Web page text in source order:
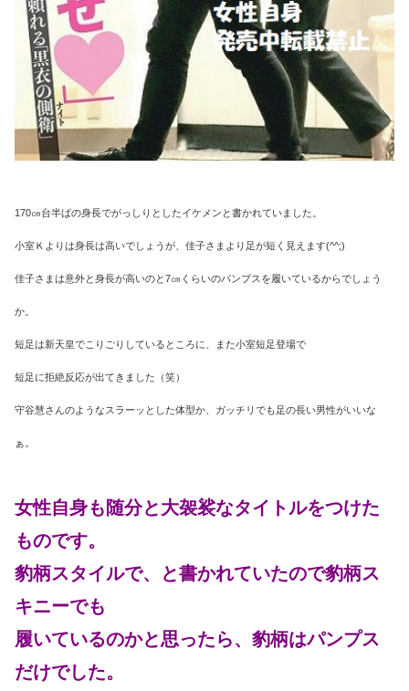
170㎝台半ばの身長でがっしりとしたイケメンと書かれていました。
小室Ｋよりは身長は高いでしょうが、佳子さまより足が短く見えます(^^;)
佳子さまは意外と身長が高いのと7㎝くらいのパンプスを履いているからでしょう
か。
短足は新天皇でこりごりしているところに、また小室短足登場で
短足に拒絶反応が出てきました（笑）
守谷慧さんのようなスラーッとした体型か、ガッチリでも足の長い男性がいいな
ぁ。
女性自身も随分と大袈裟なタイトルをつけた
ものです。
豹柄スタイルで、と書かれていたので豹柄ス
キニーでも
履いているのかと思ったら、豹柄はパンプス
だけでした。